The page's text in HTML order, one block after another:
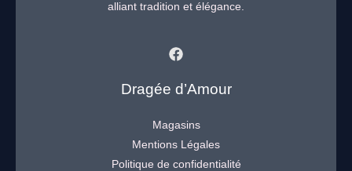
alliant tradition et élégance.
Dragée d’Amour
Magasins
Mentions Légales
Politique de confidentialité